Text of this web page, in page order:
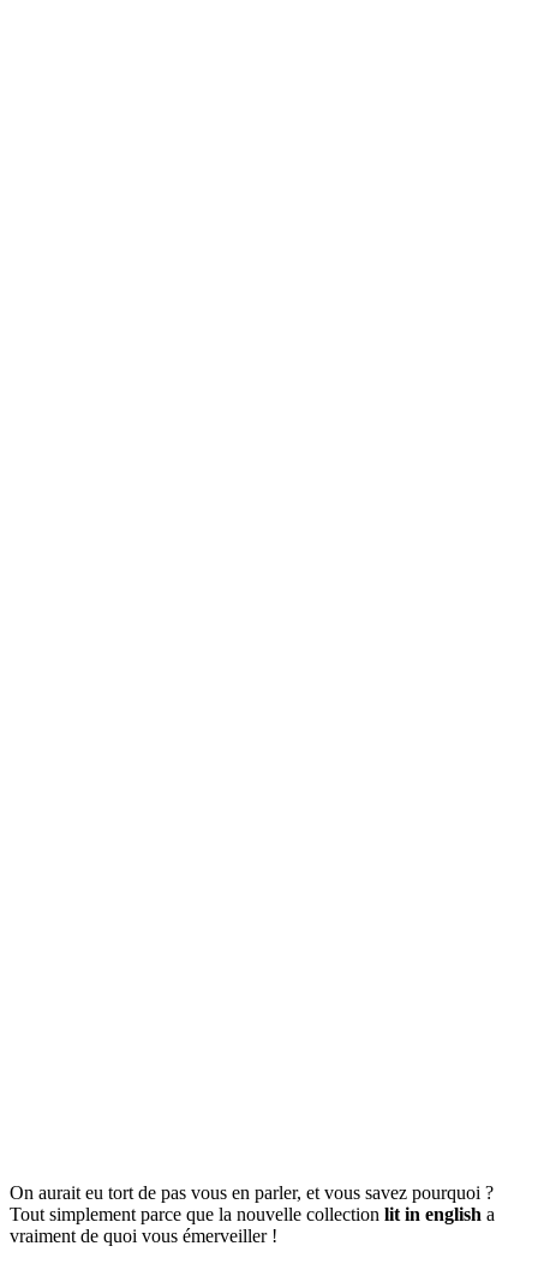
On aurait eu tort de pas vous en parler, et vous savez pourquoi ?
Tout simplement parce que la nouvelle collection lit in english a
vraiment de quoi vous émerveiller !